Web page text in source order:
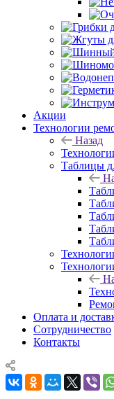
Акции
Технологии
Назад
Таблицы
Оплата и
Сотрудничество
Контакты